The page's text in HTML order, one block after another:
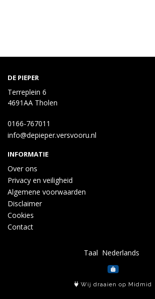
DE PIEPER
Terreplein 6
4691AA Tholen
0166-767011
info@depieper.versvooru.nl
INFORMATIE
Over ons
Privacy en veiligheid
Algemene voorwaarden
Disclaimer
Cookies
Contact
Taal
Wij draaien op Midmid